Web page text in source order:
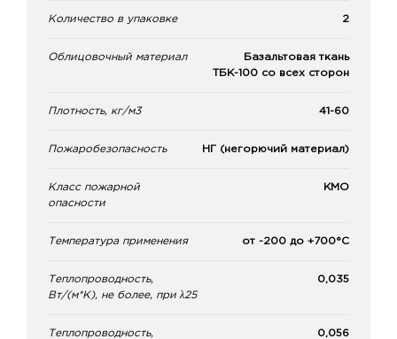
Количество в упаковке 2
Облицовочный материал
Базальтовая ткань
ТБК-100 со всех сторон
Плотность, кг/м3 41-60
Пожаробезопасность НГ (негорючий материал)
Класс пожарной
опасности
КМО
Температура применения от -200 до +700°С
Теплопроводность,
Вт/(м*К), не более, при λ25
0,035
Теплопроводность,
0,056